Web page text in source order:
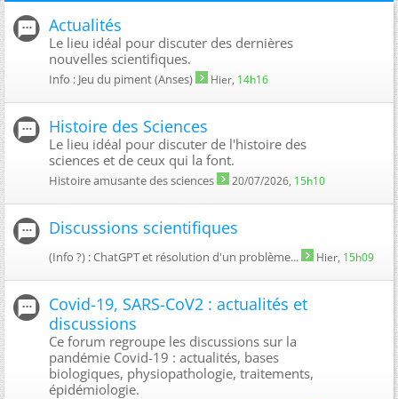
Actualités
Le lieu idéal pour discuter des dernières
nouvelles scientifiques.
Info : Jeu du piment (Anses) Hier, 14h16
Histoire des Sciences
Le lieu idéal pour discuter de l'histoire des
sciences et de ceux qui la font.
Histoire amusante des sciences 20/07/2026, 15h10
Discussions scientifiques
(Info ?) : ChatGPT et résolution d'un problème... Hier, 15h09
Covid-19, SARS-CoV2 : actualités et
discussions
Ce forum regroupe les discussions sur la
pandémie Covid-19 : actualités, bases
biologiques, physiopathologie, traitements,
épidémiologie.